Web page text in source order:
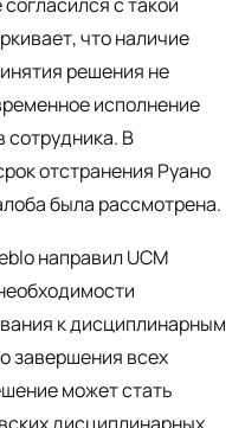
что наличие
решения не
исполнение
сотрудника. В
отстранения Руано
была рассмотрена.
направил UCM
к дисциплинарным
завершения всех
может стать